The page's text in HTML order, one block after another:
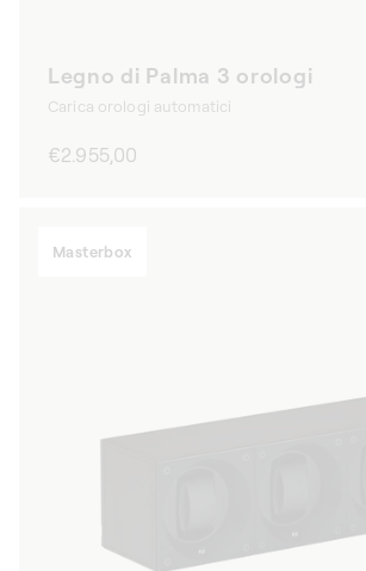
Legno di Palma 3 orologi
Carica orologi automatici
Prezzo
€2.955,00
Masterbox